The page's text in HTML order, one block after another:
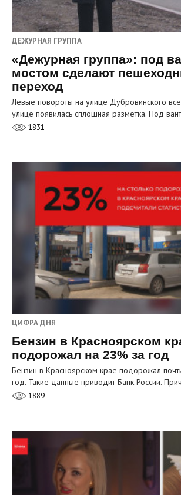
ДЕЖУРНАЯ ГРУППА
«Дежурная группа»: под
мостом сделают
переход
Левые повороты на улице Дубровинского
улице появилась сплошная разметка. Под
1831
ЦИФРА ДНЯ
Бензин в Красноярском
подорожал на 23% за год
Бензин в Красноярском крае подорожал
год. Такие данные приводит Банк России.
1889